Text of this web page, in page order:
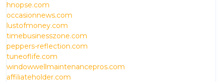
hnopse.com
occasionnews.com
lustofmoney.com
timebusinesszone.com
peppers-reflection.com
tuneoflife.com
windowwellmaintenancepros.com
affiliateholder.com